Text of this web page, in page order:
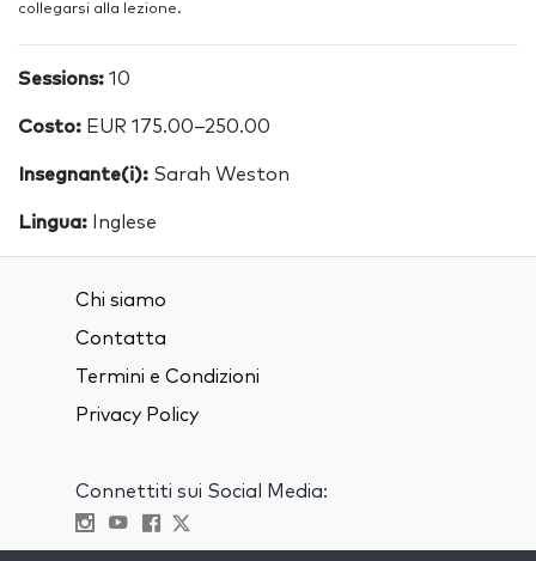
collegarsi alla lezione.
Sessions: 10
Costo: EUR 175.00–250.00
Insegnante(i): Sarah Weston
Lingua: Inglese
Chi siamo
Contatta
Termini e Condizioni
Privacy Policy
Connettiti sui Social Media: